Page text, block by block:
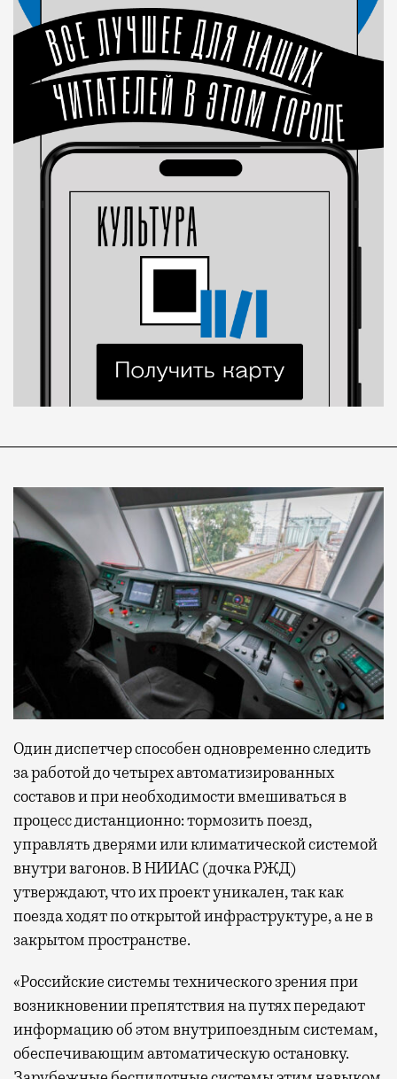
Современный путешественник часто берет
с собой не только чемодан, но и ноутбук.
А ожидание рейса все чаще превращается
не в потерянное время, а в возможность
спокойно закончить дела или спланировать
активности в путешествии, например
забронировать нужные билеты и рестораны.
Бизнес-зал становится местом, где можно
провести переговоры, поработать или просто
выпить кофе, наблюдая сквозь панорамные
окна за тем, как взлетают и садятся
самолеты. В Москве нет недостатка
несколько — в разных зонах воздушных
гаваней. На некоторых вокзалах — тоже.
Лаунжи доступны на Ленинградском,
Павелецком, Казанском, Ярославском
Один диспетчер способен одновременно следить
за работой до четырех автоматизированных
составов и при необходимости вмешиваться в
процесс дистанционно: тормозить поезд,
управлять дверями или климатической системой
внутри вагонов. В НИИАС (дочка РЖД)
утверждают, что их проект уникален, так как
поезда ходят по открытой инфраструктуре, а не в
закрытом пространстве.
«Российские системы технического зрения при
возникновении препятствия на путях передают
информацию об этом внутрипоездным системам,
обеспечивающим автоматическую остановку.